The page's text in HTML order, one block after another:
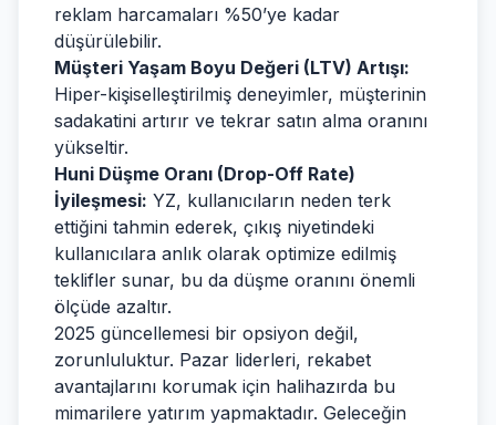
reklam harcamaları %50’ye kadar
düşürülebilir.
Müşteri Yaşam Boyu Değeri (LTV) Artışı:
Hiper-kişiselleştirilmiş deneyimler, müşterinin
sadakatini artırır ve tekrar satın alma oranını
yükseltir.
Huni Düşme Oranı (Drop-Off Rate)
İyileşmesi: YZ, kullanıcıların neden terk
ettiğini tahmin ederek, çıkış niyetindeki
kullanıcılara anlık olarak optimize edilmiş
teklifler sunar, bu da düşme oranını önemli
ölçüde azaltır.
2025 güncellemesi bir opsiyon değil,
zorunluluktur. Pazar liderleri, rekabet
avantajlarını korumak için halihazırda bu
mimarilere yatırım yapmaktadır. Geleceğin